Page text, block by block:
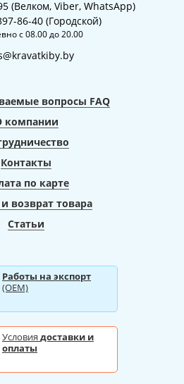
(Велком, Viber, WhatsApp)
86-40 (Городской)
с 08.00 до 20.00
вопросы FAQ
компании
Контакты
по карте
возврат товара
Статьи
Работы на экспорт
(ОЕМ)
Условия доставки и
оплаты